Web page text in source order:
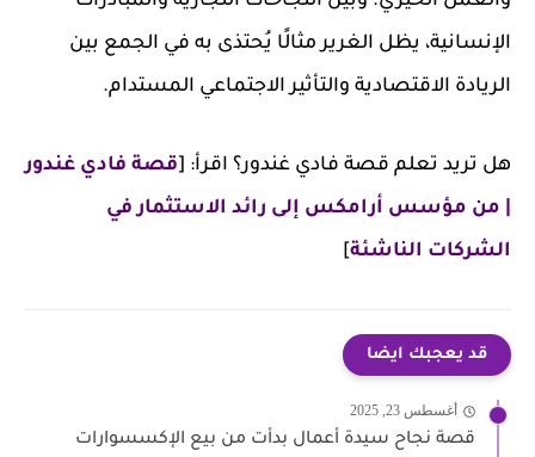
الإنسانية، يظل الغرير مثالًا يُحتذى به في الجمع بين
الريادة الاقتصادية والتأثير الاجتماعي المستدام.
هل تريد تعلم قصة فادي غندور؟ اقرأ: [قصة فادي غندور
| من مؤسس أرامكس إلى رائد الاستثمار في
الشركات الناشئة]
قد يعجبك ايضا
أغسطس 23, 2025
قصة نجاح سيدة أعمال بدأت من بيع الإكسسوارات